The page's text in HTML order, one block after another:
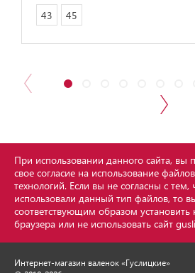
43 45
При использовании данного сайта, вы
свое согласие на использование
технологий. Если вы не согласны с
использовали данный тип файлов, то
соответствующим образом установить
браузера или не использовать сайт
Интернет-магазин валенок «Гуслицкие»